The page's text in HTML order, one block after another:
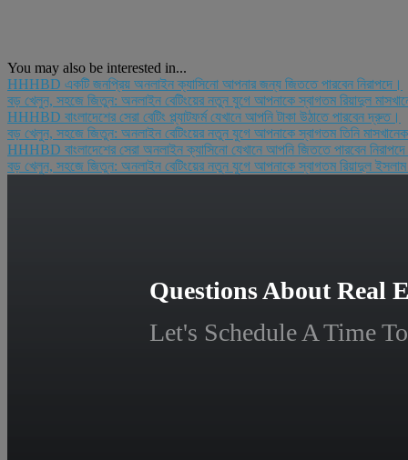
You may also be interested in...
HHHBD একটি জনপ্রিয় অনলাইন ক্যাসিনো আপনার জন্য জিততে পারবেন নিরাপদে।
বড় খেলুন, সহজে জিতুন: অনলাইন বেটিংয়ের নতুন যুগে আপনাকে স্বাগতম রিয়াদুল
HHHBD বাংলাদেশের সেরা বেটিং প্ল্যাটফর্ম যেখানে আপনি টাকা উঠাতে পারবেন দ্রুত।
বড় খেলুন, সহজে জিতুন: অনলাইন বেটিংয়ের নতুন যুগে আপনাকে স্বাগতম তিনি
HHHBD বাংলাদেশের সেরা অনলাইন ক্যাসিনো যেখানে আপনি জিততে পারবেন
বড় খেলুন, সহজে জিতুন: অনলাইন বেটিংয়ের নতুন যুগে আপনাকে স্বাগতম রিয়াদুল ইসলাম
Questions About Real
Let's Schedule A Time